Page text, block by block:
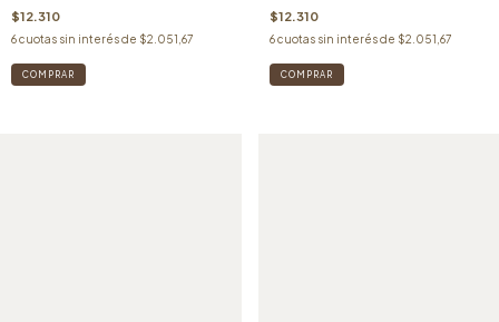
$12.310
6cuotas sin interés de $2.051,67
$12.310
6 cuotas sin interés de $2.051,67